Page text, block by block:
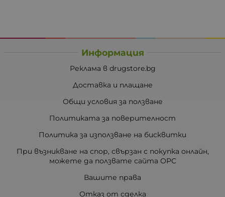
Информация
Реклама в drugstore.bg
Доставка и плащане
Общи условия за ползване
Политиката за поверителност
Политика за използване на бисквитки
При възникване на спор, свързан с покупка онлайн,
можете да ползвате сайта ОРС
Вашите права
Отказ от сделка